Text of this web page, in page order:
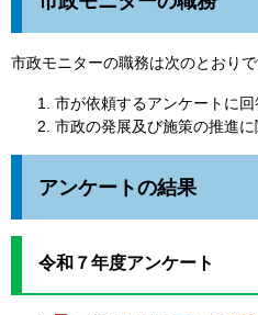
市政モニターの職務は次のとおりで
市が依頼するアンケートに回
市政の発展及び施策の推進
アンケートの結果
令和７年度アンケート